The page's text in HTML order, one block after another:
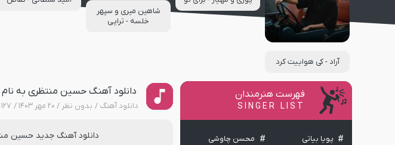
آراد - کی هواییت کرد
شاهین میری و سپهر
خلسه - تراپی
دانلود آهنگ حسین منتظری به
دانلود آهنگ بدون نظر ۲۰ مهر ۱۴۰۳ ۱۲۷ views
دانلود آهنگ جدید حسین
فهرست هنرمندان
SINGER LIST
پویا بیاتی محسن چاوشی